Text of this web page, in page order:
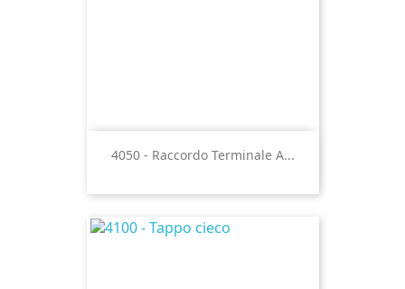
4050 - Raccordo Terminale A...